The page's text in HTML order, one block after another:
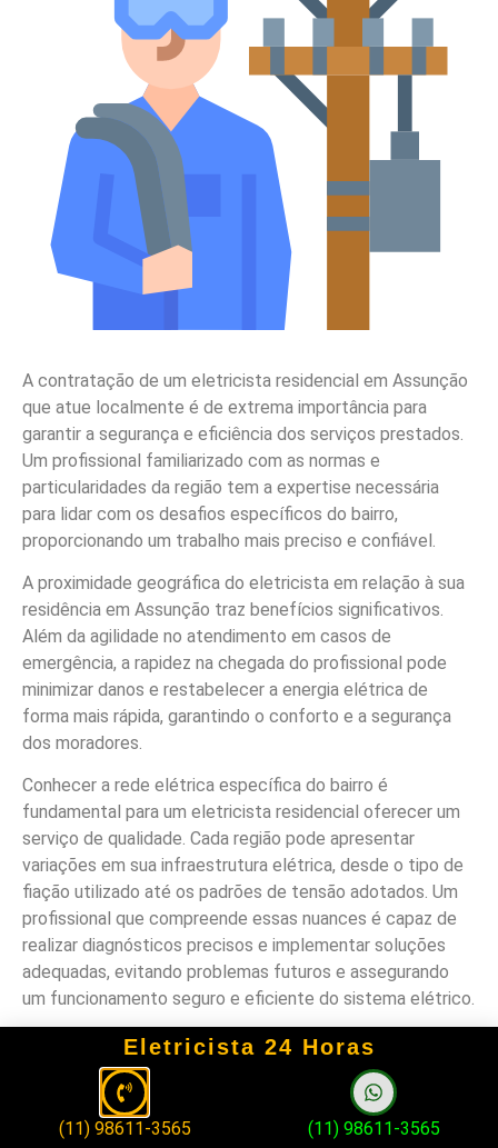
A contratação de um eletricista residencial em Assunção
que atue localmente é de extrema importância para
garantir a segurança e eficiência dos serviços prestados.
Um profissional familiarizado com as normas e
particularidades da região tem a expertise necessária
para lidar com os desafios específicos do bairro,
proporcionando um trabalho mais preciso e confiável.
A proximidade geográfica do eletricista em relação à sua
residência em Assunção traz benefícios significativos.
Além da agilidade no atendimento em casos de
emergência, a rapidez na chegada do profissional pode
minimizar danos e restabelecer a energia elétrica de
forma mais rápida, garantindo o conforto e a segurança
dos moradores.
Conhecer a rede elétrica específica do bairro é
fundamental para um eletricista residencial oferecer um
serviço de qualidade. Cada região pode apresentar
variações em sua infraestrutura elétrica, desde o tipo de
fiação utilizado até os padrões de tensão adotados. Um
profissional que compreende essas nuances é capaz de
realizar diagnósticos precisos e implementar soluções
adequadas, evitando problemas futuros e assegurando
um funcionamento seguro e eficiente do sistema elétrico.
Além disso, ao contratar um eletricista residencial local,
há a vantagem de contar com um profissional que já
estabeleceu uma reputação na comunidade. Buscar
referências e opiniões de outros clientes na região pode
Eletricista 24 Horas
(11) 98611-3565 (11) 98611-3565